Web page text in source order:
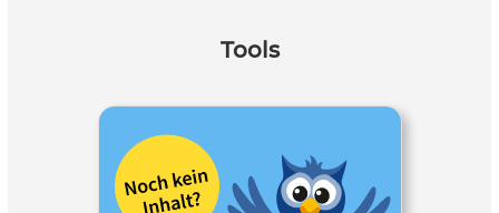
Tools